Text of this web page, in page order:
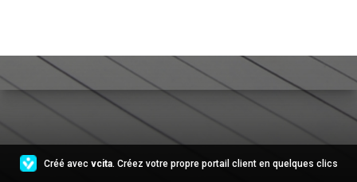
Créé avec vcita. Créez votre propre portail client en quelques clics